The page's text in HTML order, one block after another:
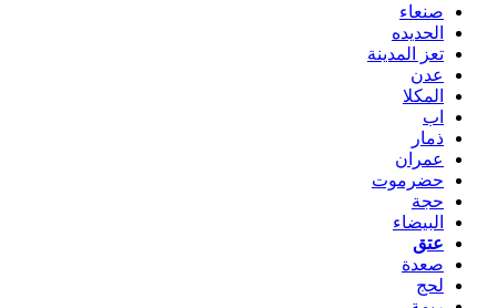
صنعاء
الحديده
تعز المدينة
عدن
المكلا
اب
ذمار
عمران
حضرموت
حجة
البيضاء
عتق
صعدة
لحج